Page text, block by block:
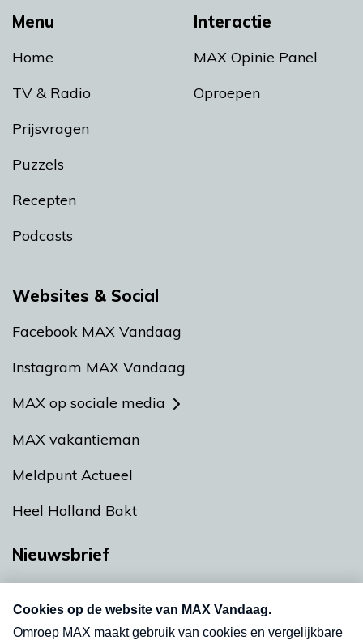
Menu
Home
TV & Radio
Prijsvragen
Puzzels
Recepten
Podcasts
Interactie
MAX Opinie Panel
Oproepen
Websites & Social
Facebook MAX Vandaag
Instagram MAX Vandaag
MAX op sociale media
MAX vakantieman
Meldpunt Actueel
Heel Holland Bakt
Nieuwsbrief
nieuwsbrief. Elke vrijdag- en dinsdagochtend in
uw mailbox.